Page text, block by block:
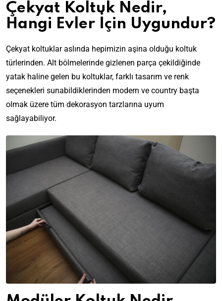
Çekyat Koltuk Nedir,
Hangi Evler İçin Uygundur?
Çekyat koltuklar aslında hepimizin aşina olduğu koltuk
türlerinden. Alt bölmelerinde gizlenen parça çekildiğinde
yatak haline gelen bu koltuklar, farklı tasarım ve renk
seçenekleri sunabildiklerinden modern ve country başta
olmak üzere tüm dekorasyon tarzlarına uyum
sağlayabiliyor.